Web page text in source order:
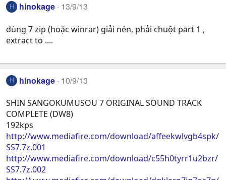
H hinokage 13/9/13
dùng 7 zip (hoặc winrar) giải nén, phải chuột part 1 ,
extract to ....
H hinokage 10/9/13
SHIN SANGOKUMUSOU 7 ORIGINAL SOUND TRACK
COMPLETE (DW8)
192kps
http://www.mediafire.com/download/affeekwlvgb4spk/
SS7.7z.001
http://www.mediafire.com/download/c55h0tyrr1u2bzr/
SS7.7z.002